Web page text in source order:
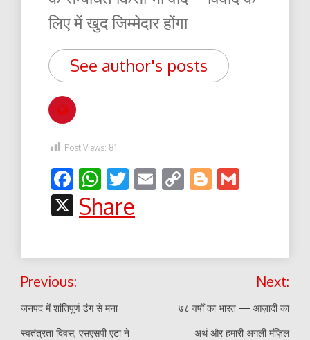
लिए में खुद जिम्मेदार होंगा
See author's posts
Post Views: 81
Facebook
WhatsApp
Twitter
EmailCopyBlogger
X
Share
Post
navigation
Previous:
जनपद में शांतिपूर्ण ढंग से मना
स्वतंत्रता दिवस, एसएसपी एटा ने
Next:
७८ वर्षों का भारत — आज़ादी का
अर्थ और हमारी अगली मंज़िल